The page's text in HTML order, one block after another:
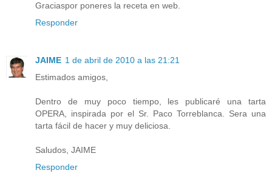
Graciaspor poneres la receta en web.
Responder
JAIME 1 de abril de 2010 a las 21:21
Estimados amigos,
Dentro de muy poco tiempo, les publicaré una tarta
OPERA, inspirada por el Sr. Paco Torreblanca. Sera una
tarta fácil de hacer y muy deliciosa.
Saludos, JAIME
Responder